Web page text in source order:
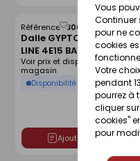
Vous
Continuer
pour ne
cookies
Votre
pendant
pourrez à
cliquer
cookies"
pour
Dalle GYPTONE ACTIV'AIR
LINE 4E15 BA10 -
600X600mm
Référence :30066388
Disponibilité selon magasin
Voir prix et disponibilité en
magasin
Ajouter au devis
Enregistrer
comme
liste